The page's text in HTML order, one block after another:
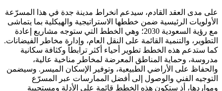
على مدى العقد القادم، سيدعم انخراط مدينة جدة في هذا المسرّعة
الأولويات الرئيسية ضمن خططها الاستراتيجية والهيكلية بما يتماشى
مع رؤية السعودية 2030؛ وهي الخطط التي ستوجه مشاريع إعادة
التطوير، والتنمية القائمة على النقل العام، وإدارة مخاطر الفيضانات.
كما ستدعم هذه الخطط تطوير أحياء أكثر ترابطاً وكثافة سكانية
مدروسة، وحماية المناطق المعرضة لمخاطر مناخية عالية،
والحفاظ على الأراضي الطبيعية، وتوفير الإسكان الميسر. وسيضمن
التوجيه الفني والوصول إلى أفضل الممارسات عبر المسرّع
ومواردها، أذ ستكون هذه الخطط قائمة على الأدلة ومستجيبة